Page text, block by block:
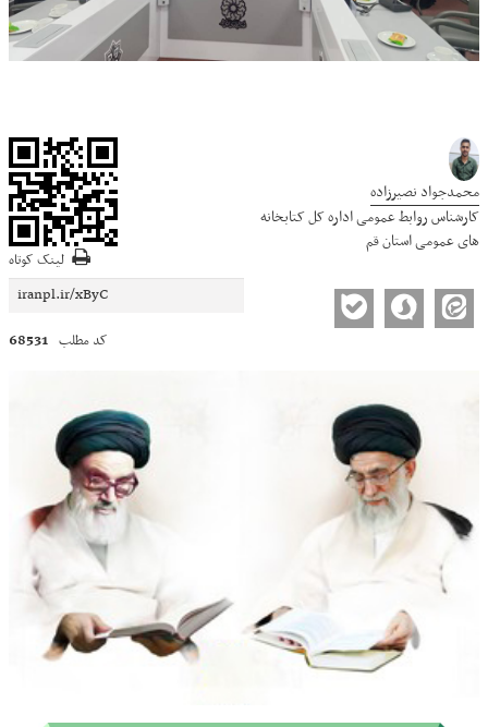
محمدجواد نصیرزاده
کارشناس روابط عمومی اداره کل کتابخانه
های عمومی استان قم
لینک کوتاه
کد مطلب 68531